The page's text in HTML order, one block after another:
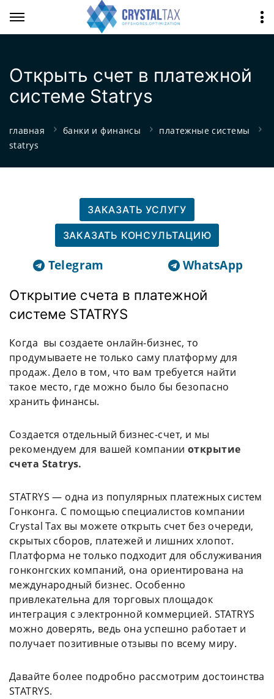
Открыть счет в платежной
системе Statrys
главная банки и финансы
платежные системы
statrys
ЗАКАЗАТЬ УСЛУГУ
ЗАКАЗАТЬ КОНСУЛЬТАЦИЮ
Telegram WhatsApp
Открытие счета в платежной
системе STATRYS
Когда вы создаете онлайн-бизнес, то
продумываете не только саму платформу для
продаж. Дело в том, что вам требуется найти
такое место, где можно было бы безопасно
хранить финансы.
Создается отдельный бизнес-счет, и мы
рекомендуем для вашей компанииоткрытие
счета Statrys.
STATRYS — одна из популярных платежных систем
Гонконга. С помощью специалистов компании
Crystal Tax вы можете открыть счет без очереди,
скрытых сборов, платежей и лишних хлопот.
Платформа не только подходит для обслуживания
гонконгских компаний, она ориентирована на
международный бизнес. Особенно
привлекательна для торговых площадок
интеграция с электронной коммерцией. STATRYS
можно доверять, ведь она успешно работает и
получает позитивные отзывы по всему миру.
Давайте более подробно рассмотрим достоинства
STATRYS.